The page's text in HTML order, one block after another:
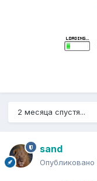
2 месяца спустя...
sand
Опубликовано